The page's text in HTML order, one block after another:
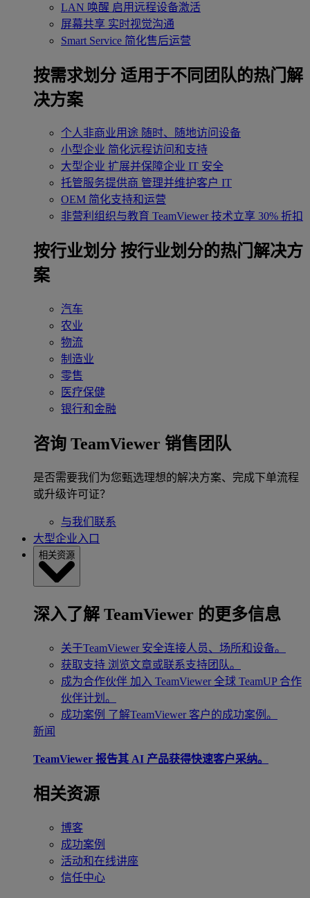
LAN 唤醒 启用远程设备激活
屏幕共享 实时视觉沟通
Smart Service 简化售后运营
按需求划分 适用于不同团队的热门解
决方案
个人非商业用途 随时、随地访问设备
小型企业 简化远程访问和支持
大型企业 扩展并保障企业 IT 安全
托管服务提供商 管理并维护客户 IT
OEM 简化支持和运营
非营利组织与教育 TeamViewer 技术立享 30% 折扣
‌按行业划分 按行业划分的热门解决方
案
汽车
农业
物流
制造业
零售
医疗保健
银行和金融
咨询 TeamViewer 销售团队
是否需要我们为您甄选理想的解决方案、完成下单流程
或升级许可证？
与我们联系
大型企业入口
相关资源
深入了解 TeamViewer 的更多信息
关于TeamViewer 安全连接人员、场所和设备。
获取支持 浏览文章或联系支持团队。
成为合作伙伴 加入 TeamViewer 全球 TeamUP 合作
伙伴计划。
成功案例 了解TeamViewer 客户的成功案例。
新闻
TeamViewer 报告其 AI 产品获得快速客户采纳。
相关资源
博客
成功案例
活动和在线讲座
信任中心